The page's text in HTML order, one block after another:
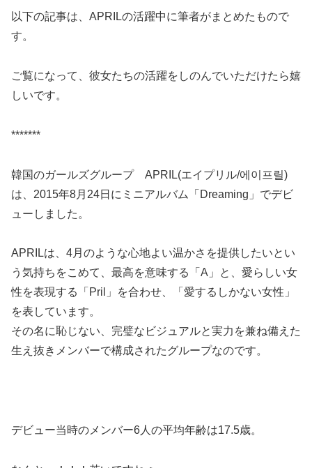
以下の記事は、APRILの活躍中に筆者がまとめたもので
す。
ご覧になって、彼女たちの活躍をしのんでいただけたら嬉
しいです。
*******
韓国のガールズグループ APRIL(エイプリル/에이프릴)
は、2015年8月24日にミニアルバム「Dreaming」でデビ
ューしました。
APRILは、4月のような心地よい温かさを提供したいとい
う気持ちをこめて、最高を意味する「A」と、愛らしい女
性を表現する「Pril」を合わせ、「愛するしかない女性」
を表しています。
その名に恥じない、完璧なビジュアルと実力を兼ね備えた
生え抜きメンバーで構成されたグループなのです。
デビュー当時のメンバー6人の平均年齢は17.5歳。